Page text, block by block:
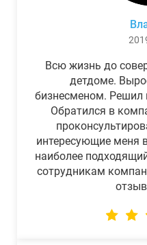
Всю жизнь до
детдоме.
бизнесменом. Решил
Обратился в
интересующие меня
наиболее
сотрудникам